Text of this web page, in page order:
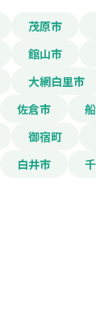
茂原市
館山市
大網白里市
佐倉市
御宿町
白井市
この補助金
令和7年度船橋